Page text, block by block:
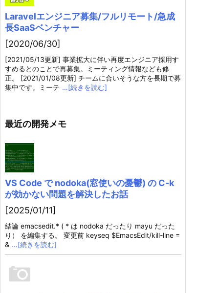
Laravelエンジニア募集/フルリモート/急成
長SaaSベンチャー
[2020/06/30]
[2021/05/13更新] 事業拡大に伴い再度エンジニア採用す
すめるとのことで再募集。ミーティング情報なども修
正。 [2021/01/08更新] チームに合いそうな方を長期で募
集中です。ミーテ …[続きを読む]
最近の開発メモ
VS Code で nodoka(窓使いの憂鬱) の C-k
が効かない問題を解決したお話
[2025/01/11]
結論 emacsedit.* ( * は nodoka だったり mayu だった
り） を編集する。 変更前 keyseq $EmacsEdit/kill-line =
& …[続きを読む]